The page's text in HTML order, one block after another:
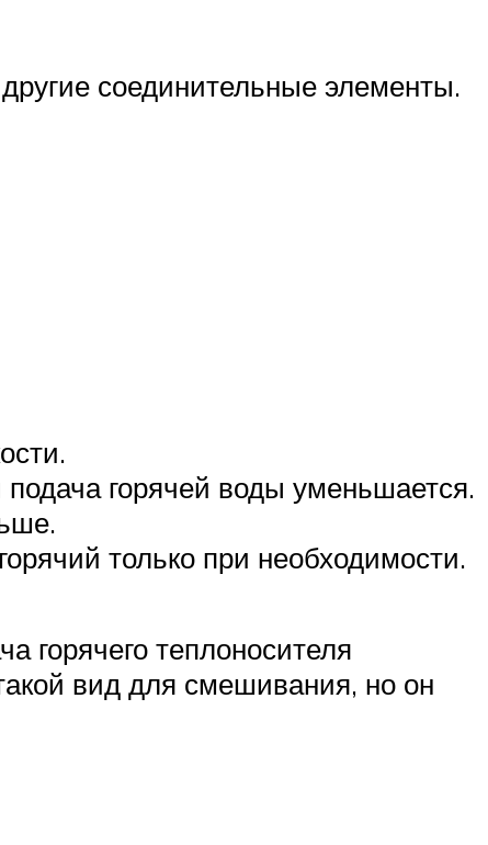
соединительные элементы.
подача горячей воды уменьшается.
только при необходимости.
горячего теплоносителя
вид для смешивания, но он